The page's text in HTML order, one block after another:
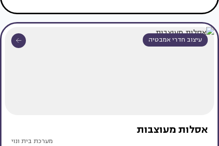
עיצוב חדרי אמבטיה
אסלות מעוצבות
מערכת בית ונוי